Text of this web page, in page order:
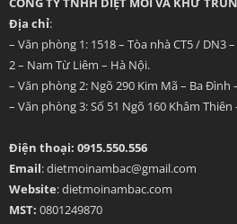
Địa chỉ:
– Văn phòng 1: 1518 – Tòa nhà CT5 / DN3
2 – Nam Từ Liêm – Hà Nội.
– Văn phòng 2: Ngõ 290 Kim Mã – Ba Đình
– Văn phòng 3: Số 51 Ngõ 160 Khâm
Điện thoại: 0915.550.556
Email: dietmoinambac@gmail.com
Website: dietmoinambac.com
MST: 0801249870